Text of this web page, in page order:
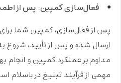
فعال‌سازی کمپین: پس از
پس از فعال‌سازی، کمپین شما
ارسال شده و پس از تأیید، شروع
مداوم بر عملکرد کمپین و انجام
مهمی از فرآیندتبلیغ در باسلام